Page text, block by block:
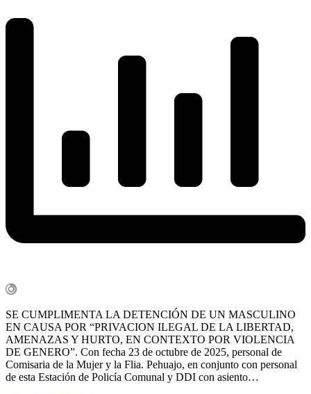
SE CUMPLIMENTA LA DETENCIÓN DE UN MASCULINO
EN CAUSA POR “PRIVACION ILEGAL DE LA LIBERTAD,
AMENAZAS Y HURTO, EN CONTEXTO POR VIOLENCIA
DE GENERO”. Con fecha 23 de octubre de 2025, personal de
Comisaria de la Mujer y la Flia. Pehuajo, en conjunto con personal
de esta Estación de Policía Comunal y DDI con asiento…